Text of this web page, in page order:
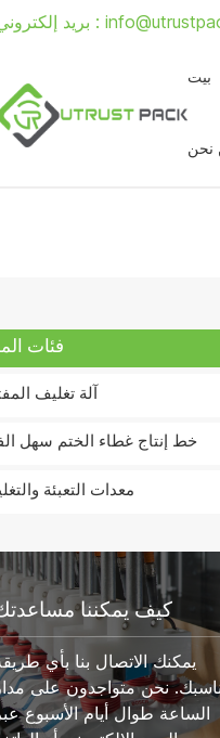
بريد إلكتروني :
بيت
نحن
فئات
آلة تغليف
خط إنتاج غطاء الختم سهل
معدات التعبئة
كيف يمكننا
يمكنك الاتصال بنا بأي
نحن متواجدون على
الساعة طوال أيام الأسبوع